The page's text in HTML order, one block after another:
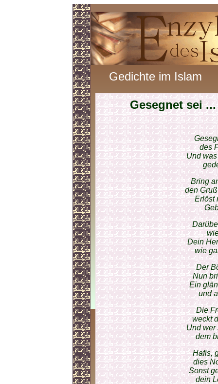
Gedichte im Islam
Gesegnet sei ...
des
Und
Bring
den
Erlöst
Dein
wie
Der
Nun
Ein
und
Die
weckt
Und wer
dem
Hafis,
dies
Sonst
dein